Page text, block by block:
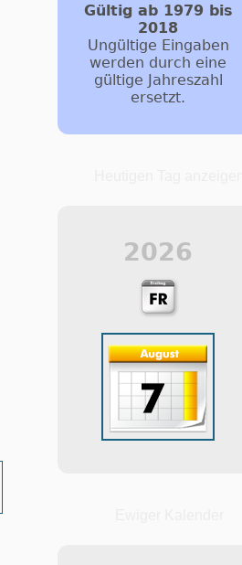
Gültig ab 1979 bis
2018
Ungültige Eingaben
werden durch eine
gültige Jahreszahl
ersetzt.
2026